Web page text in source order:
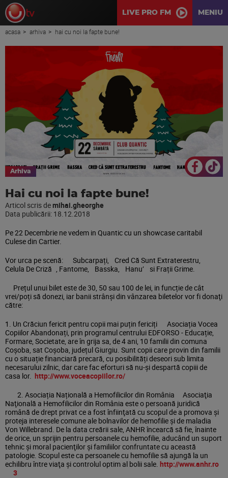
LIVE PRO FM MENIU
acasa arhiva hai cu noi la fapte bune!
Arhiva
Hai cu noi la fapte bune!
Articol scris demihai.gheorghe
Data publicării: 18.12.2018
Pe 22 Decembrie ne vedem in Quantic cu un showcase caritabil
Culese din Cartier.
Vor urca pe scenă: Subcarpați, Cred Că Sunt Extraterestru,
Celula De Criză , Fantome, Basska, Hanu’ si Frații Grime.
Prețul unui bilet este de 30, 50 sau 100 de lei, in funcție de cât
vrei/poți să donezi, iar banii strânşi din vânzarea biletelor vor fi donaţi
către:
1. Un Crăciun fericit pentru copii mai puțin fericiți Asociația Vocea
Copiilor Abandonați, prin programul centrului EDFORSO - Educație,
Formare, Societate, are în grija sa, de 4 ani, 10 familii din comuna
Coșoba, sat Coșoba, județul Giurgiu. Sunt copii care provin din familii
cu o situație financiară precară, cu posibilități deseori sub limita
necesarului zilnic, dar care fac eforturi să nu-și despartă copiii de
casa lor. http://www.voceacopiilor.ro/
2. Asociația Națională a Hemofilicilor din România Asociaţia
Naţională a Hemofilicilor din România este o persoană juridică
română de drept privat ce a fost înfiinţată cu scopul de a promova şi
proteja interesele comune ale bolnavilor de hemofilie şi de maladia
Von Willebrand. De la data creării sale, ANHR încearcă să fie, înainte
de orice, un sprijin pentru persoanele cu hemofilie, aducând un suport
tehnic şi moral pacienţilor şi familiilor confruntate cu această
patologie. Scopul este ca persoanele cu hemofilie să ajungă la un
echilibru între viaţa şi controlul optim al bolii sale. http://www.anhr.ro
3